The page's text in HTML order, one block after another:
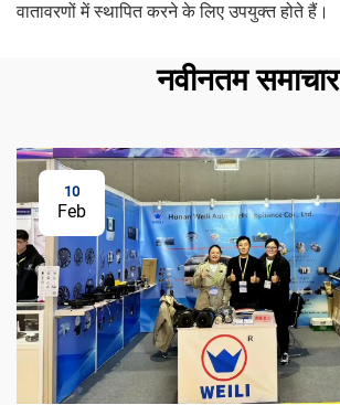
वातावरणों में स्थापित करने के लिए उपयुक्त होते हैं।
नवीनतम समाचार
10
Feb